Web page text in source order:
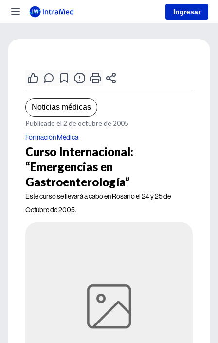
Ingresar
Noticias médicas
Publicado el 2 de octubre de 2005
Formación Médica
Curso Internacional:
“Emergencias en
Gastroenterología”
Este curso se llevará a cabo en Rosario el 24 y 25 de
Octubre de 2005.